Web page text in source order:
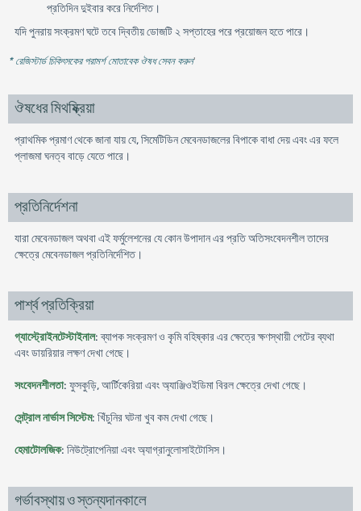
প্রতিদিন দুইবার করে নির্দেশিত।
যদি পুনরায় সংক্রমণ ঘটে তবে দ্বিতীয় ডোজটি ২ সপ্তাহের পরে প্রয়োজন হতে পারে।
* রেজিস্টার্ড চিকিৎসকের পরামর্শ মোতাবেক ঔষধ সেবন করুন'
ঔষধের মিথষ্ক্রিয়া
প্রাথমিক প্রমাণ থেকে জানা যায় যে, সিমেটিডিন মেবেনডাজলের বিপাকে বাধা দেয় এবং এর ফলে
প্লাজমা ঘনত্ব বাড়ে যেতে পারে।
প্রতিনির্দেশনা
যারা মেবেনডাজল অথবা এই ফর্মুলেশনের যে কোন উপাদান এর প্রতি অতিসংবেদনশীল তাদের
ক্ষেত্রে মেবেনডাজল প্রতিনির্দেশিত।
পার্শ্ব প্রতিক্রিয়া
গ্যাস্ট্রোইনটেস্টাইনাল: ব্যাপক সংক্রমণ ও কৃমি বহিষ্কার এর ক্ষেত্রে ক্ষণস্থায়ী পেটের ব্যথা
এবং ডায়রিয়ার লক্ষণ দেখা গেছে।
সংবেদনশীলতা: ফুসকুড়ি, আর্টিকেরিয়া এবং অ্যাঞ্জিওইডিমা বিরল ক্ষেত্রে দেখা গেছে।
সেন্ট্রাল নার্ভাস সিস্টেম: খিঁচুনির ঘটনা খুব কম দেখা গেছে।
হেমাটোলজিক: নিউট্রোপেনিয়া এবং অ্যাগ্রানুলোসাইটোসিস।
গর্ভাবস্থায় ও স্তন্যদানকালে